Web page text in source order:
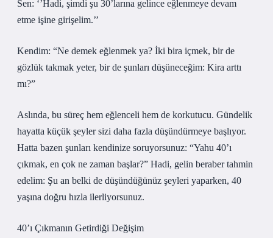
Sen: ‘’Hadi, şimdi şu 30’larına gelince eğlenmeye devam
etme işine girişelim.’’
Kendim: “Ne demek eğlenmek ya? İki bira içmek, bir de
gözlük takmak yeter, bir de şunları düşüneceğim: Kira arttı
mı?”
Aslında, bu süreç hem eğlenceli hem de korkutucu. Gündelik
hayatta küçük şeyler sizi daha fazla düşündürmeye başlıyor.
Hatta bazen şunları kendinize soruyorsunuz: “Yahu 40’ı
çıkmak, en çok ne zaman başlar?” Hadi, gelin beraber tahmin
edelim: Şu an belki de düşündüğünüz şeyleri yaparken, 40
yaşına doğru hızla ilerliyorsunuz.
40’ı Çıkmanın Getirdiği Değişim